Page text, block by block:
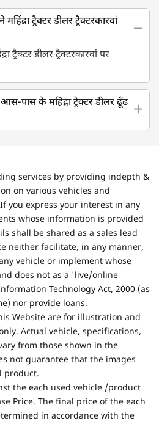
ट्रैक्टर डीलर ट्रैक्टरकारवां
ट्रैक्टर डीलर ट्रैक्टरकारवां पर
पास के महिंद्रा ट्रैक्टर डीलर ढूँढ
services by providing indepth &
on various vehicles and
you express your interest in any
whose information is provided
shall be shared as a sales lead
neither facilitate, in any manner,
vehicle or implement whose
does not as a 'live/online
Technology Act, 2000 (as
nor provide loans.
Website are for illustration and
Actual vehicle, specifications,
from those shown in the
not guarantee that the images
product.
the each used vehicle /product
Price. The final price of the each
in accordance with the